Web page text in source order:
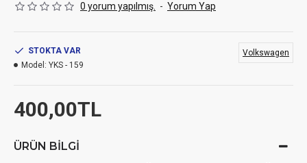
0 yorum yapılmış. - Yorum Yap
400,00TL
STOKTA VAR
Model: YKS - 159
Volkswagen
ÜRÜN BILGI